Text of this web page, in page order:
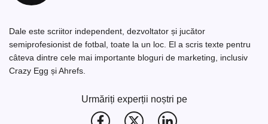
Dale este scriitor independent, dezvoltator și jucător
semiprofesionist de fotbal, toate la un loc. El a scris texte pentru
câteva dintre cele mai importante bloguri de marketing, inclusiv
Crazy Egg și Ahrefs.
Urmăriți experții noștri pe